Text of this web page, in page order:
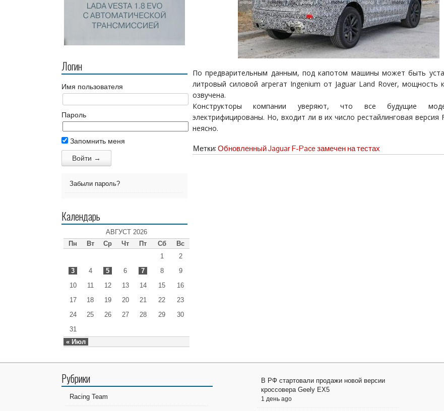
Логин
Имя пользователя
Пароль
Запомнить меня
Забыли пароль?
Календарь
АВГУСТ 2026
Пн
Вт Ср Чт Пт Сб Вс
« Июл
1
2
3
4 5 6 7 8
9
10
11 12 13 14 15
16
17
18 19 20 21 22
23
24
25 26 27 28 29
30
31
По предварительным данным, под капотом машины может быть
литровый силовой агрегат Ingenium от Jaguar Land Rover, мощность
озвучена.
Конструкторы компании уверяют, что все будущие
электрифицированы. Но, входит ли в их число рестайлинговая версия
неясно.
Метки: Обновленный Jaguar F-Pace замечен на тестах
Рубрики
Racing Team
В РФ стартовали продажи новой версии
кроссовера Geely EX5
1 день ago